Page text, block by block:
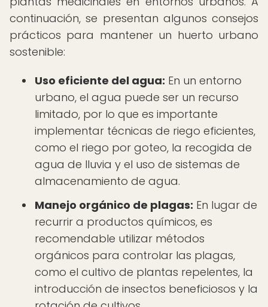
continuación, se presentan algunos consejos
prácticos para mantener un huerto urbano
sostenible:
Uso eficiente del agua: En un entorno
urbano, el agua puede ser un recurso
limitado, por lo que es importante
implementar técnicas de riego eficientes,
como el riego por goteo, la recogida de
agua de lluvia y el uso de sistemas de
almacenamiento de agua.
Manejo orgánico de plagas: En lugar de
recurrir a productos químicos, es
recomendable utilizar métodos
orgánicos para controlar las plagas,
como el cultivo de plantas repelentes, la
introducción de insectos beneficiosos y la